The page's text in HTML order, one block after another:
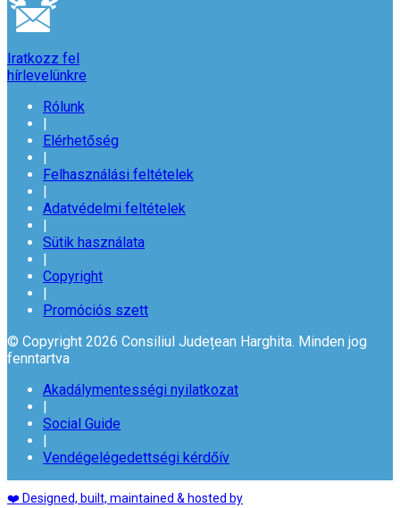
Iratkozz fel
hírlevelünkre
Rólunk
Elérhetőség
Felhasználási feltételek
Adatvédelmi feltételek
Sütik használata
Copyright
Promóciós szett
© Copyright 2026 Consiliul Județean Harghita. Minden jog
fenntartva
Akadálymentességi nyilatkozat
Social Guide
Vendégelégedettségi kérdőív
❤️ Designed, built, maintained & hosted by